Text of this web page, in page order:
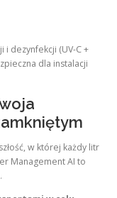
dezynfekcji (UV-C +
dla instalacji
w której każdy litr
Management AI to